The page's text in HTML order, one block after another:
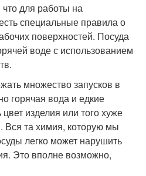
для работы на
специальные правила о
поверхностей. Посуда
воде с использованием
множество запусков в
горячая вода и едкие
изделия или того хуже
Вся та химия, которую мы
легко может нарушить
Это вполне возможно,